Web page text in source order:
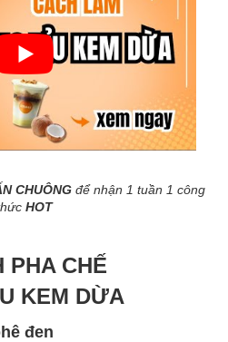
CHUÔNG để nhận 1 tuần 1 công
HOT
PHA CHẾ
KEM DỪA
đen